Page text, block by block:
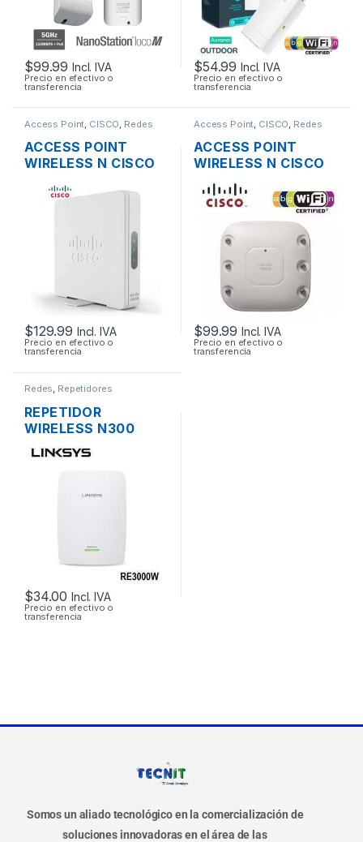
$99.99 Incl. IVA
Precio en efectivo o
transferencia
$54.99 Incl. IVA
Precio en efectivo o
transferencia
Access Point CISCO Redes
ACCESS POINT
WIRELESS N CISCO
NA DUAL BAND
SOPORTE POE +
FUENTE
$129.99 Incl. IVA
Precio en efectivo o
transferencia
Access Point CISCO Redes
ACCESS POINT
WIRELESS N CISCO
AIRONET AIR-
AP1262N-A-K9 DUAL
BAND 600MBPS
GIGABIT SOPORTE
POE
$99.99 Incl. IVA
Precio en efectivo o
transferencia
Redes, Repetidores
REPETIDOR
WIRELESS N300
LINKSYS RE3000W
DOS ANTENAS 1
10/1000MBPS
$34.00 Incl. IVA
Precio en efectivo o
transferencia
Somos un aliado tecnológico en la comercialización de
soluciones innovadoras en el área de las